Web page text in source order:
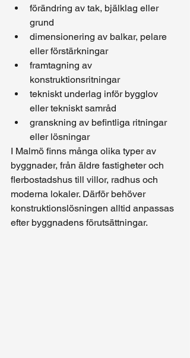
förändring av tak, bjälklag eller
grund
dimensionering av balkar, pelare
eller förstärkningar
framtagning av
konstruktionsritningar
tekniskt underlag inför bygglov
eller tekniskt samråd
granskning av befintliga ritningar
eller lösningar
I Malmö finns många olika typer av
byggnader, från äldre fastigheter och
flerbostadshus till villor, radhus och
moderna lokaler. Därför behöver
konstruktionslösningen alltid anpassas
efter byggnadens förutsättningar.